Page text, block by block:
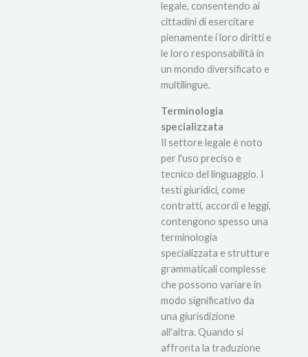
legale, consentendo ai
cittadini di esercitare
pienamente i loro diritti e
le loro responsabilità in
un mondo diversificato e
multilingue.
Terminologia
specializzata
Il settore legale è noto
per l'uso preciso e
tecnico del linguaggio. I
testi giuridici, come
contratti, accordi e leggi,
contengono spesso una
terminologia
specializzata e strutture
grammaticali complesse
che possono variare in
modo significativo da
una giurisdizione
all'altra. Quando si
affronta la traduzione